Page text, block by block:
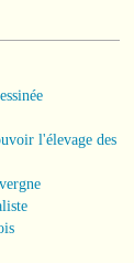
l'élevage des